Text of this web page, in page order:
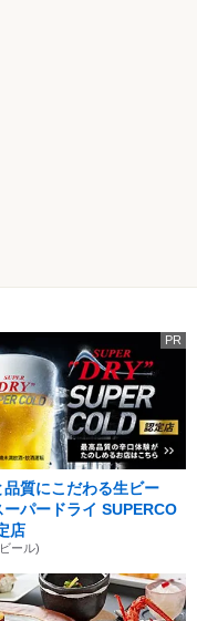
PR
品質にこだわる生ビー
ーパードライ SUPERCO
店
ール)